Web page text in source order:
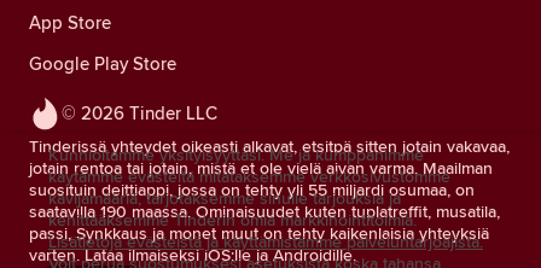
© 2026 Tinder LLC
Tinderissä yhteydet oikeasti alkavat, etsitpä sitten jotain vakavaa,
jotain rentoa tai jotain, mistä et ole vielä aivan varma. Maailman
suosituin deittiappi, jossa on tehty yli 55 miljardi osumaa, on
saatavilla 190 maassa. Ominaisuudet kuten tuplatreffit, musatila,
passi, Synkkaus ja monet muut on tehty kaikenlaisia yhteyksiä
varten. Lataa ilmaiseksi iOS:lle ja Androidille.
App Store
Google Play Store
Kunnioitamme yksityisyyttäsi. Me ja kumppanimme
käytämme evästeitä mitataksemme verkkosivustomme
kävijämääriä, tarjotaksemme sinulle tarjouksia ja
kehittääksemme Tinderin omia markkinointitoimia.
Lisätietoja evästeistä ja käyttämistämme palveluntarjoajista.
Voit perua suostumuksesi asetuksista koska tahansa.